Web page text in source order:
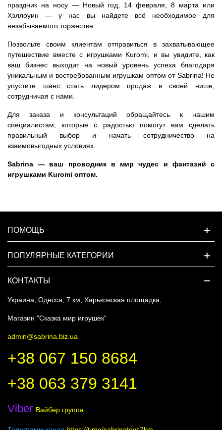
праздник на носу — Новый год, 14 февраля, 8 марта или
Хэллоуин — у нас вы найдете всё необходимое для
незабываемого торжества.
Позвольте своим клиентам отправиться в захватывающее
путешествие вместе с игрушками Kuromi, и вы увидите, как
ваш бизнес выходит на новый уровень успеха благодаря
уникальным и востребованным игрушкам оптом от Sabrina! Не
упустите шанс стать лидером продаж в своей нише,
сотрудничая с нами.
Для заказа и консультаций обращайтесь к нашим
специалистам, которые с радостью помогут вам сделать
правильный выбор и начать сотрудничество на
взаимовыгодных условиях.
Sabrina — ваш проводник в мир чудес и фантазий с
игрушками Kuromi оптом.
ПОМОЩЬ
ПОПУЛЯРНЫЕ КАТЕГОРИИ
КОНТАКТЫ
Украина, Одесса, 7 км, Харьковская площадка,
Магазин "Сказка мир игрушек"
admin@sabrina.biz.ua
+38 067 150 8684
+38 063 379 3141
Viber Вайбер группа